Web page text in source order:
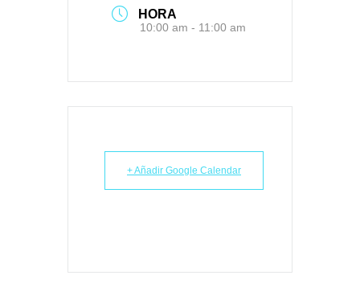
HORA
10:00 am - 11:00 am
+ Añadir Google Calendar